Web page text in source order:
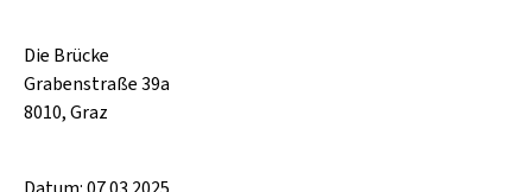
Die Brücke
Grabenstraße 39a
8010, Graz